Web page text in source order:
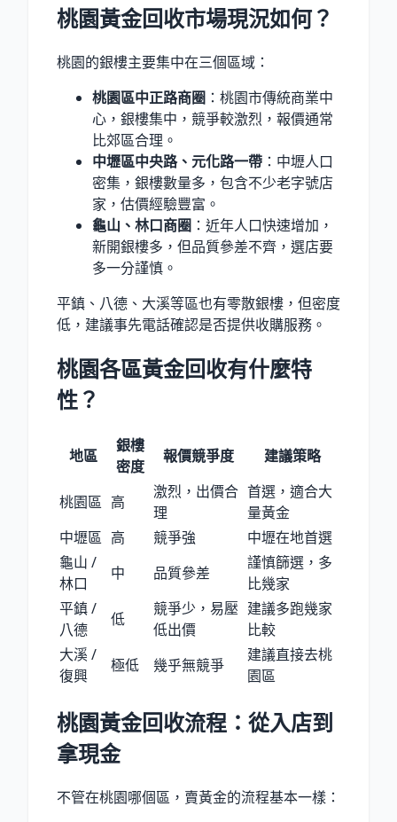
桃園黃金回收市場現況如何？
桃園的銀樓主要集中在三個區域：
桃園區中正路商圈 ：桃園市傳統商業中
心，銀樓集中，競爭較激烈，報價通常
比郊區合理。
中壢區中央路、元化路一帶 ：中壢人口
密集，銀樓數量多，包含不少老字號店
家，估價經驗豐富。
龜山、林口商圈 ：近年人口快速增加，
新開銀樓多，但品質參差不齊，選店要
多一分謹慎。
平鎮、八德、大溪等區也有零散銀樓，但密度
低，建議事先電話確認是否提供收購服務。
桃園各區黃金回收有什麼特
性？
地區
銀樓
密度
報價競爭度 建議策略
桃園區 高
激烈，出價合
理
首選，適合大
量黃金
中壢區 高 競爭強
中壢在地首選
龜山 /
林口
中 品質參差
謹慎篩選，多
比幾家
平鎮 /
八德
低
競爭少，易壓
低出價
建議多跑幾家
比較
大溪 /
復興
極低 幾乎無競爭
建議直接去桃
園區
桃園黃金回收流程：從入店到
拿現金
不管在桃園哪個區，賣黃金的流程基本一樣：